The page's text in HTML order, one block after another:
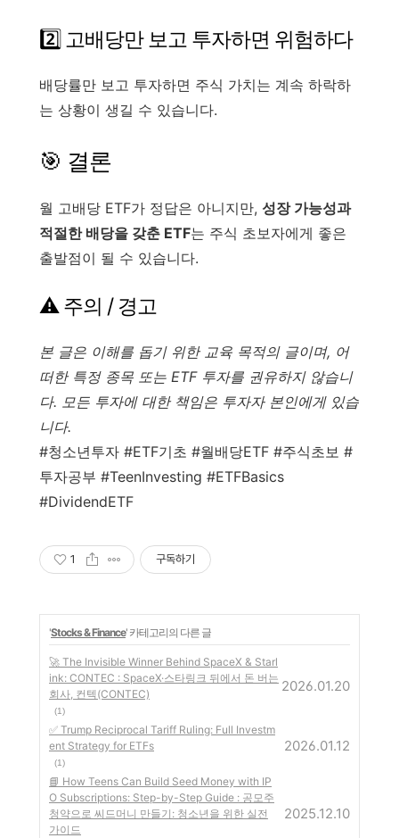
2️⃣ 고배당만 보고 투자하면 위험하다
배당률만 보고 투자하면 주식 가치는 계속 하락하
는 상황이 생길 수 있습니다.
🎯 결론
월 고배당 ETF가 정답은 아니지만, 성장 가능성과
적절한 배당을 갖춘 ETF는 주식 초보자에게 좋은
출발점이 될 수 있습니다.
⚠️ 주의 / 경고
본 글은 이해를 돕기 위한 교육 목적의 글이며, 어
떠한 특정 종목 또는 ETF 투자를 권유하지 않습니
다. 모든 투자에 대한 책임은 투자자 본인에게 있습
니다.
#청소년투자 #ETF기초 #월배당ETF #주식초보 #
투자공부 #TeenInvesting #ETFBasics
#DividendETF
1 구독하기
'Stocks & Finance' 카테고리의 다른 글
🚀 The Invisible Winner Behind SpaceX & Starl
ink: CONTEC : SpaceX·스타링크 뒤에서 돈 버는
회사, 컨텍(CONTEC)
(1)
2026.01.20
✅ Trump Reciprocal Tariff Ruling: Full Investm
ent Strategy for ETFs
(1)
2026.01.12
📘 How Teens Can Build Seed Money with IP
O Subscriptions: Step-by-Step Guide : 공모주
청약으로 씨드머니 만들기: 청소년을 위한 실전
가이드
2025.12.10